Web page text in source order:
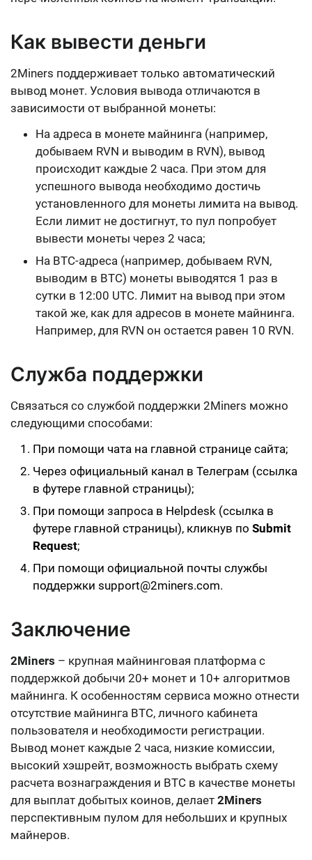
Как вывести деньги
2Miners поддерживает только автоматический
вывод монет. Условия вывода отличаются в
зависимости от выбранной монеты:
На адреса в монете майнинга (например,
добываем RVN и выводим в RVN), вывод
происходит каждые 2 часа. При этом для
успешного вывода необходимо достичь
установленного для монеты лимита на вывод.
Если лимит не достигнут, то пул попробует
вывести монеты через 2 часа;
На BTC-адреса (например, добываем RVN,
выводим в BTC) монеты выводятся 1 раз в
сутки в 12:00 UTC. Лимит на вывод при этом
такой же, как для адресов в монете майнинга.
Например, для RVN он остается равен 10 RVN.
Служба поддержки
Связаться со службой поддержки 2Miners можно
следующими способами:
При помощи чата на главной странице сайта;
Через официальный канал в Телеграм (ссылка
в футере главной страницы);
При помощи запроса в Helpdesk (ссылка в
футере главной страницы), кликнув по Submit
Request;
При помощи официальной почты службы
поддержки support@2miners.com.
Заключение
2Miners – крупная майнинговая платформа с
поддержкой добычи 20+ монет и 10+ алгоритмов
майнинга. К особенностям сервиса можно отнести
отсутствие майнинга BTC, личного кабинета
пользователя и необходимости регистрации.
Вывод монет каждые 2 часа, низкие комиссии,
высокий хэшрейт, возможность выбрать схему
расчета вознаграждения и BTC в качестве монеты
для выплат добытых коинов, делает 2Miners
перспективным пулом для небольших и крупных
майнеров.